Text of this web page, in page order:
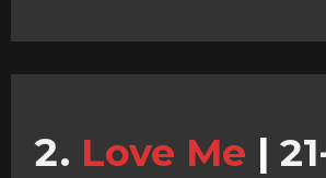
Love Me |